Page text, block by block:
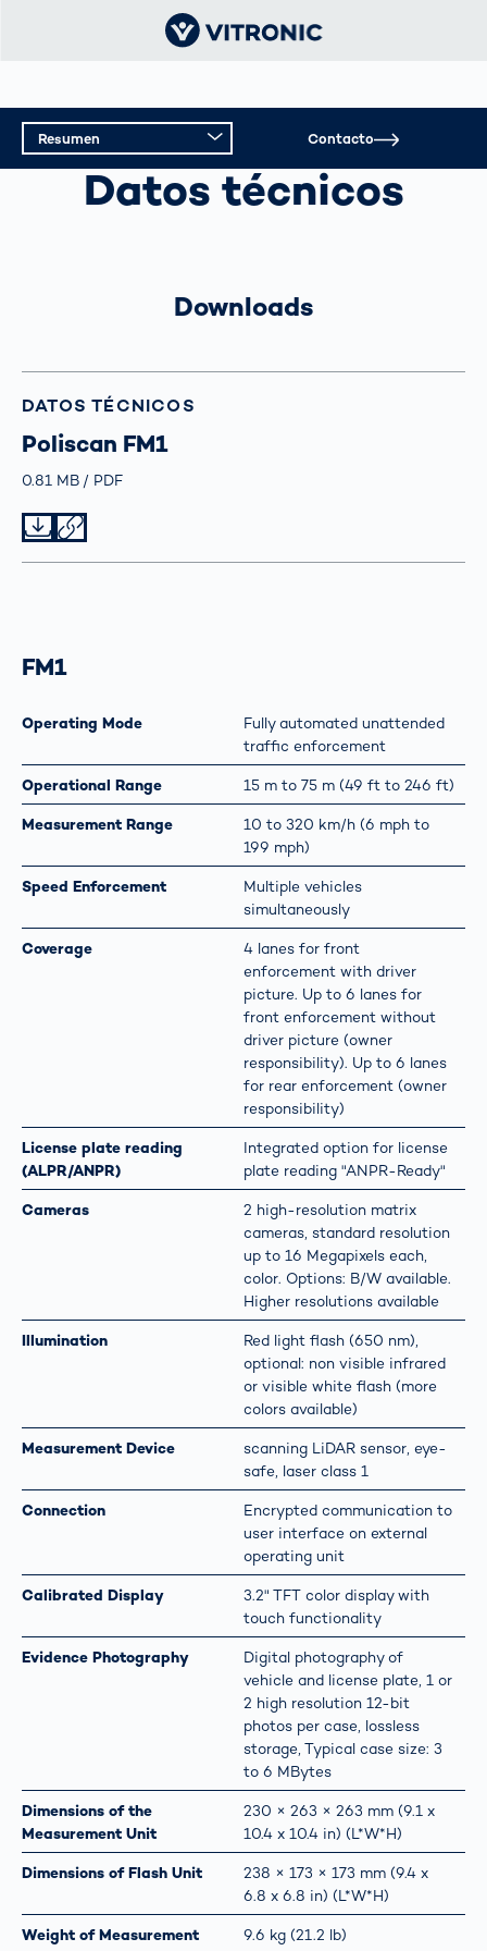
CONTROL DE VELOCIDAD
Datos técnicos
Resumen
Resumen
Contacto
Downloads
DATOS TÉCNICOS
Poliscan FM1
Größe
0.81 MB TypPDF
FM1
Operating Mode
Fully automated unattended
traffic enforcement
Operational Range 15 m to 75 m (49 ft to 246 ft)
Measurement Range
10 to 320 km/h (6 mph to
199 mph)
Speed Enforcement
Multiple vehicles
simultaneously
Coverage
4 lanes for front
enforcement with driver
picture. Up to 6 lanes for
front enforcement without
driver picture (owner
responsibility). Up to 6 lanes
for rear enforcement (owner
responsibility)
License plate reading
(ALPR/ANPR)
Integrated option for license
plate reading "ANPR-Ready"
Cameras
2 high-resolution matrix
cameras, standard resolution
up to 16 Megapixels each,
color. Options: B/W available.
Higher resolutions available
Illumination
Red light flash (650 nm),
optional: non visible infrared
or visible white flash (more
colors available)
Measurement Device
scanning LiDAR sensor, eye-
safe, laser class 1
Connection
Encrypted communication to
user interface on external
operating unit
Calibrated Display
3.2" TFT color display with
touch functionality
Evidence Photography
Digital photography of
vehicle and license plate, 1 or
2 high resolution 12-bit
photos per case, lossless
storage, Typical case size: 3
to 6 MBytes
Dimensions of the
Measurement Unit
230 × 263 × 263 mm (9.1 x
10.4 x 10.4 in) (L*W*H)
Dimensions of Flash Unit
238 × 173 × 173 mm (9.4 x
6.8 x 6.8 in) (L*W*H)
Weight of Measurement
9.6 kg (21.2 lb)